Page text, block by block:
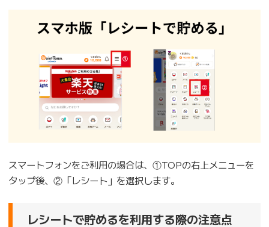
スマートフォンをご利用の場合は、①TOPの右上メニューを
タップ後、②「レシート」を選択します。
レシートで貯めるを利用する際の注意点